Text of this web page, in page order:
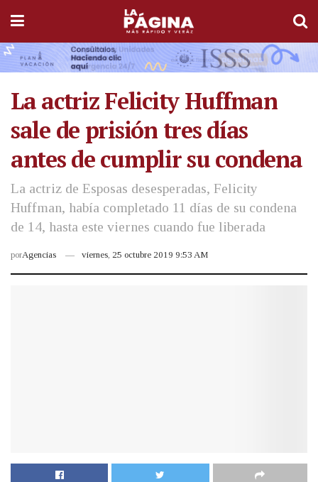
La actriz Felicity Huffman
sale de prisión tres días
antes de cumplir su condena
La actriz de Esposas desesperadas, Felicity
Huffman, había completado 11 días de su condena
de 14, hasta este viernes cuando fue liberada
porAgencias viernes, 25 octubre 2019 9:53 AM